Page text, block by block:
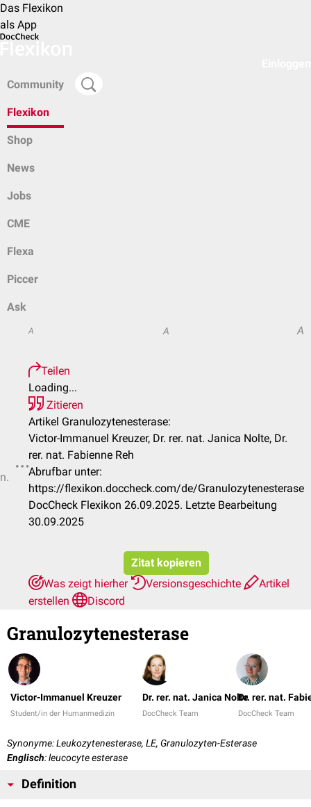
Das Flexikon
als App
Community
Flexikon
Shop
News
Jobs
CME
Flexa
Piccer
Ask
A A A
Teilen
Loading...
Zitieren
Artikel Granulozytenesterase:
Victor-Immanuel Kreuzer, Dr. rer. nat. Janica Nolte, Dr.
rer. nat. Fabienne Reh
Abrufbar unter:
https://flexikon.doccheck.com/de/Granulozytenesterase
DocCheck Flexikon 26.09.2025. Letzte Bearbeitung
30.09.2025
Zitat kopieren
Was zeigt hierher
Versionsgeschichte
Artikel
erstellen
Discord
Granulozytenesterase
Victor-Immanuel Kreuzer
Student/in der Humanmedizin
Dr. rer. nat. Janica Nolte
DocCheck Team
Dr. rer. nat.
DocCheck Team
Synonyme: Leukozytenesterase, LE, Granulozyten-Esterase
Englisch: leucocyte esterase
Definition